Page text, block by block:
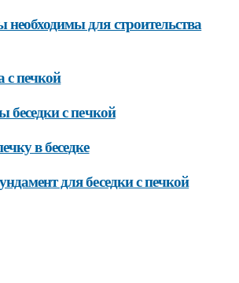
для строительства
с печкой
беседки с печкой
в беседке
для беседки с печкой